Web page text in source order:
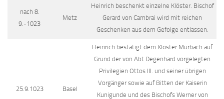
nach 8.
9.-1023
Metz
Heinrich beschenkt einzelne Klöster. Bischof
Gerard von Cambrai wird mit reichen
Geschenken aus dem Gefolge entlassen.
25.9.1023 Basel
Heinrich bestätigt dem Kloster Murbach auf
Grund der von Abt Degenhard vorgelegten
Privilegien Ottos III. und seiner übrigen
Vorgänger sowie auf Bitten der Kaiserin
Kunigunde und des Bischofs Werner von